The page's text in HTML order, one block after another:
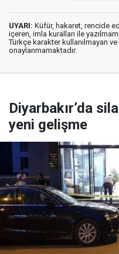
UYARI: Küfür, hakaret, rencide
içeren, imla kuralları ile
Türkçe karakter kullanılmayan
onaylanmamaktadır.
Diyarbakır’da
yeni gelişme